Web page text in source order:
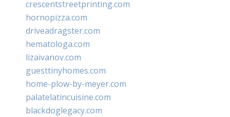
crescentstreetprinting.com
hornopizza.com
driveadragster.com
hematologa.com
lizaivanov.com
guesttinyhomes.com
home-plow-by-meyer.com
palatelatincuisine.com
blackdoglegacy.com